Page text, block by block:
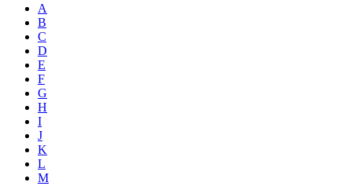
A
B
C
D
E
F
G
H
I
J
K
L
M